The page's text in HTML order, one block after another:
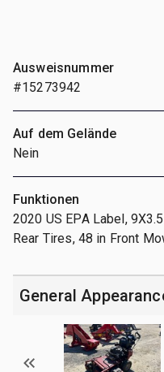
Ausweisnummer
#15273942
Auf dem Gelände
Nein
Funktionen
2020 US EPA Label,
Rear Tires, 48 in Front
General